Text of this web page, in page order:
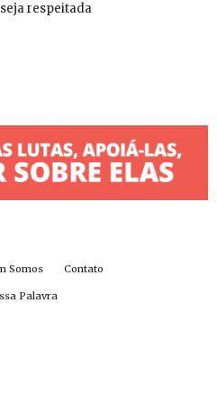
respeitada
Somos Contato
Palavra